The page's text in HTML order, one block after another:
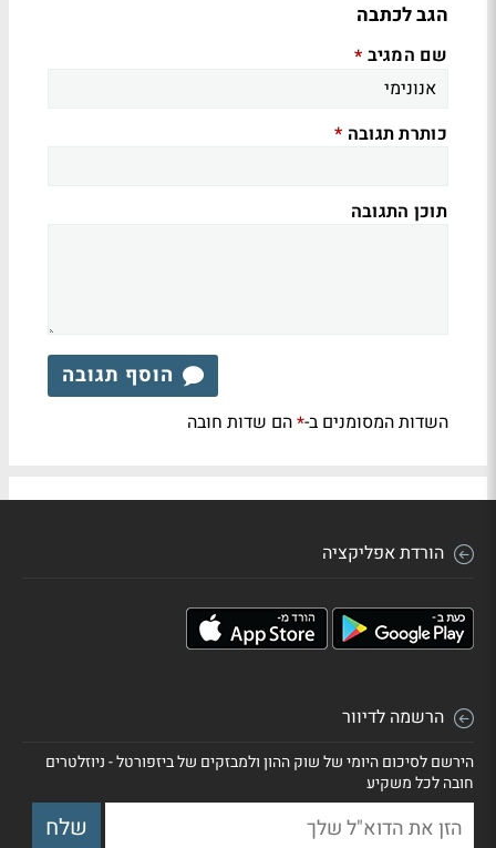
הגב לכתבה
שם המגיב *
כותרת תגובה *
תוכן התגובה
הוסף תגובה
השדות המסומנים ב-*הם שדות חובה
הורדת אפליקציה
הרשמה לדיוור
הירשם לסיכום היומי של שוק ההון ולמבזקים של ביזפורטל - ניוזלטרים
חובה לכל משקיע